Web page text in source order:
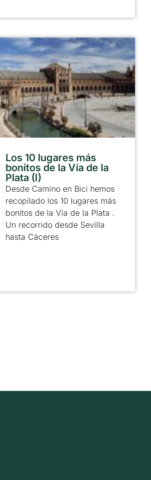
Los 10 lugares más
bonitos de la Vía de la
Plata (I)
Desde Camino en Bici hemos
recopilado los 10 lugares más
bonitos de la Vía de la Plata .
Un recorrido desde Sevilla
hasta Cáceres